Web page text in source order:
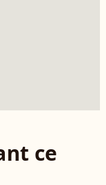
ce